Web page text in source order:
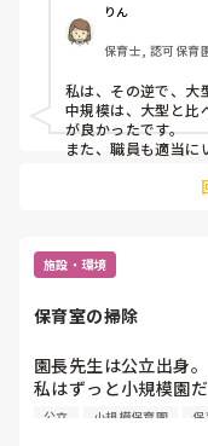
りん
保育士, 認可保育
私は、その逆で、大
中規模は、大型と比
が良かったです。
また、職員も適当に
今は小規模園での
施設・環境
保育室の掃除
園長先生は公立出身。
私はずっと小規模園
するが当たり前だっ
公立 小規模保育園 保